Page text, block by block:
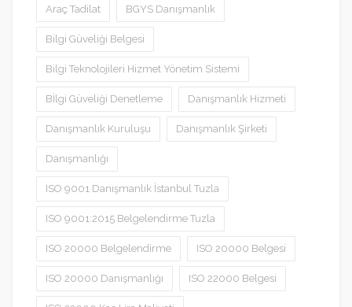
Araç Tadilat BGYS Danışmanlık
Bilgi Güveliği Belgesi
Bilgi Teknolojileri Hizmet Yönetim Sistemi
Bİlgi Güveliği Denetleme Danışmanlık Hizmeti
Danışmanlık Kuruluşu Danışmanlık Şirketi
Danışmanlığı
ISO 9001 Danışmanlık İstanbul Tuzla
ISO 9001:2015 Belgelendirme Tuzla
ISO 20000 Belgelendirme ISO 20000 Belgesi
ISO 20000 Danışmanlığı ISO 22000 Belgesi